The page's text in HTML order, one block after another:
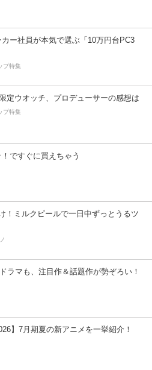
ー社員が本気で選ぶ「10万円台PC3
プ特集
定ウオッチ、プロデューサーの感想は
プ特集
ですぐに買えちゃう
！ミルクピールで一日中ずっとうるツ
ラマも、注目作＆話題作が勢ぞろい！
】7月期夏の新アニメを一挙紹介！